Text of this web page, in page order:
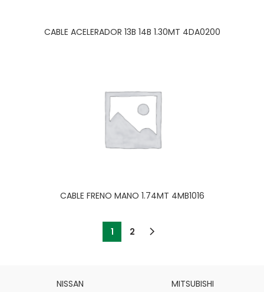
CABLE ACELERADOR 13B 14B 1.30MT 4DA0200
CABLE FRENO MANO 1.74MT 4MB1016
1 2
NISSAN MITSUBISHI